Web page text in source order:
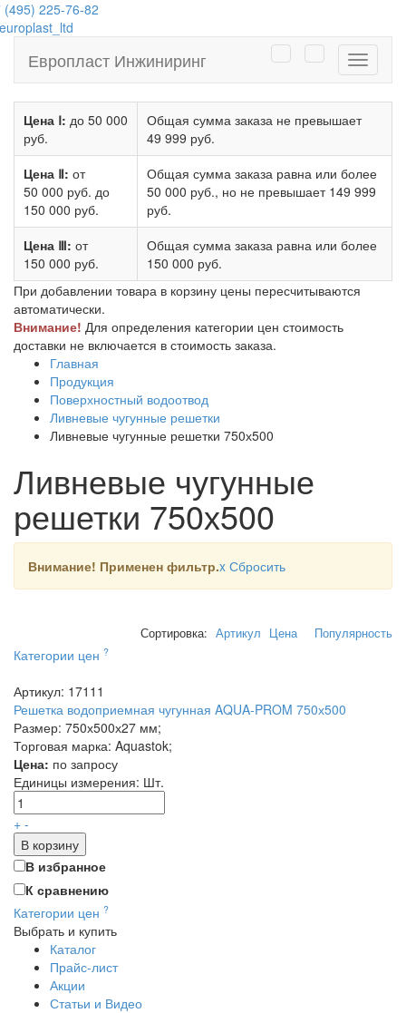
(495) 225-76-82
Европласт Инжиниринг
Цена Ⅰ: до 50 000
руб.
Общая сумма заказа не превышает
49 999 руб.
Цена Ⅱ: от
50 000 руб. до
150 000 руб.
Общая сумма заказа равна или более
50 000 руб., но не превышает 149 999
руб.
Цена Ⅲ: от
150 000 руб.
Общая сумма заказа равна или более
150 000 руб.
При добавлении товара в корзину цены пересчитываются
автоматически.
Внимание! Для определения категории цен стоимость
доставки не включается в стоимость заказа.
Главная
Продукция
Поверхностный водоотвод
Ливневые чугунные решетки
Ливневые чугунные решетки 750х500
Ливневые чугунные
решетки 750х500
Внимание! Применен фильтр.x Сбросить
Сортировка: Артикул Цена Популярность
Категории цен ?
Артикул: 17111
Решетка водоприемная чугунная AQUA-PROM 750х500
Размер: 750х500х27 мм;
Торговая марка: Aquastok;
Цена: по запросу
Единицы измерения: Шт.
+ -
В корзину
В избранное
К сравнению
Категории цен ?
Выбрать и купить
Каталог
Прайс-лист
Акции
Статьи и Видео